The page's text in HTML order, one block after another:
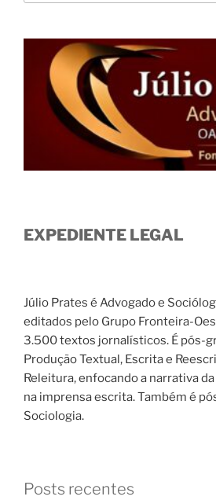
EXPEDIENTE LEGAL
Júlio Prates é Advogado e
editados pelo Grupo Fronteira-
3.500 textos jornalísticos. É pós-
Produção Textual, Escrita e
Releitura, enfocando a narrativa
na imprensa escrita. Também é
Sociologia.
Posts recentes